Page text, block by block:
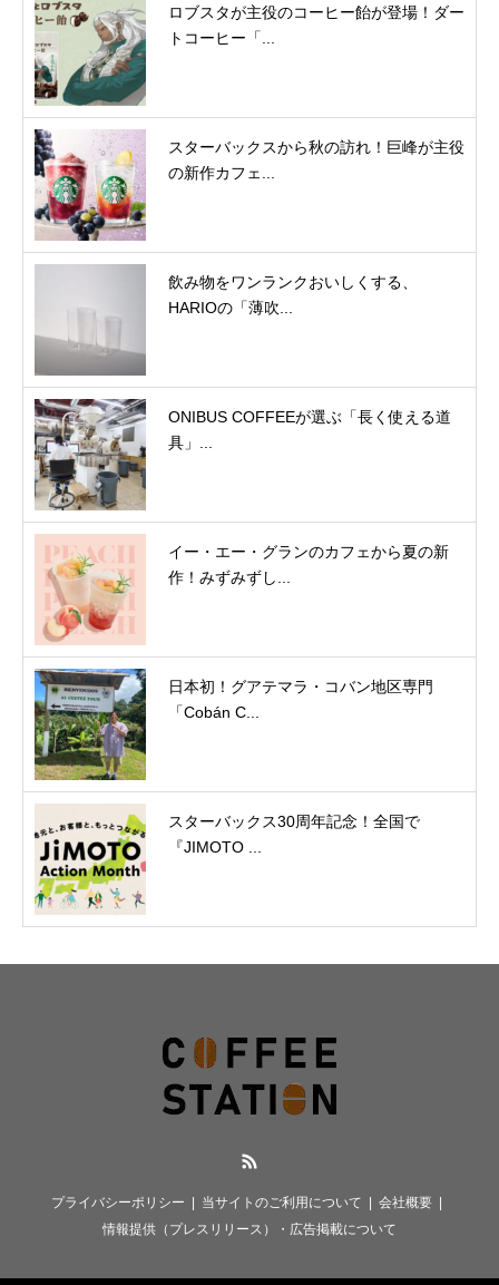
ロブスタが主役のコーヒー飴が登場！ダー
トコーヒー「...
スターバックスから秋の訪れ！巨峰が主役
の新作カフェ...
飲み物をワンランクおいしくする、
HARIOの「薄吹...
ONIBUS COFFEEが選ぶ「長く使える道
具」...
イー・エー・グランのカフェから夏の新
作！みずみずし...
日本初！グアテマラ・コバン地区専門
「Cobán C...
スターバックス30周年記念！全国で
『JIMOTO ...
プライバシーポリシー 当サイトのご利用について
会社概要
情報提供（プレスリリース）・広告掲載について